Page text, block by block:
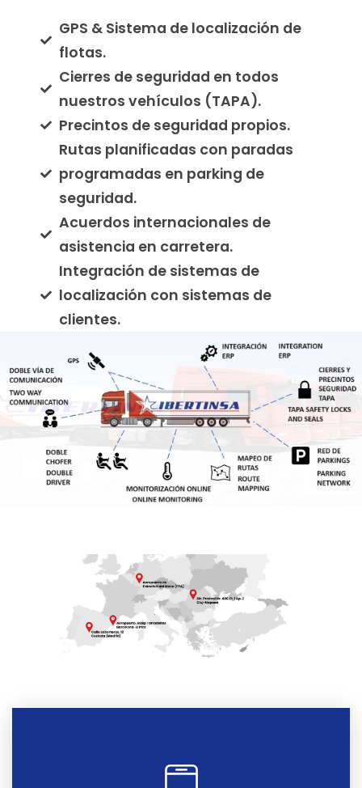
GPS & Sistema de localización de
flotas.
Cierres de seguridad en todos
nuestros vehículos (TAPA).
Precintos de seguridad propios.
Rutas planificadas con paradas
programadas en parking de
seguridad.
Acuerdos internacionales de
asistencia en carretera.
Integración de sistemas de
localización con sistemas de
clientes.